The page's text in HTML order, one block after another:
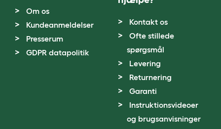
Om os
Kundeanmeldelser
Presserum
GDPR datapolitik
Kontakt os
Ofte stillede
spørgsmål
Levering
Returnering
Garanti
Instruktionsvideoer
og brugsanvisninger